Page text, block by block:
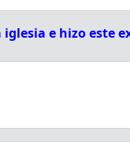
e hizo este